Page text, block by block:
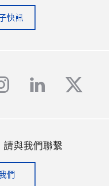
快訊
linkedin
與我們聯繫
們